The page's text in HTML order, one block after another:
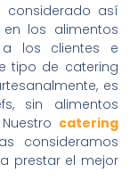
considerado así
los alimentos
los clientes e
tipo de catering
es
sin alimentos
catering
consideramos
prestar el mejor